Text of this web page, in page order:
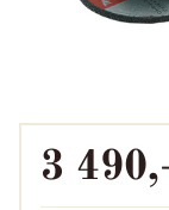
3 490